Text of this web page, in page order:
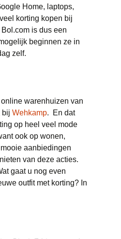
Home, laptops,
korting kopen bij
is dus een
beginnen ze in
zelf.
warenhuizen van
bij Wehkamp. En dat
op heel veel mode
ook op wonen,
aanbiedingen
van deze acties.
gaat u nog even
outfit met korting? In